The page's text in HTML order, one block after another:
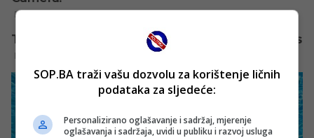
SOP.BA traži vašu dozvolu za korištenje ličnih
podataka za sljedeće:
Personalizirano oglašavanje i sadržaj, mjerenje
oglašavanja i sadržaja, uvidi u publiku i razvoj usluga